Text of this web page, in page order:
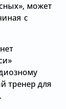
может
с
тренер для